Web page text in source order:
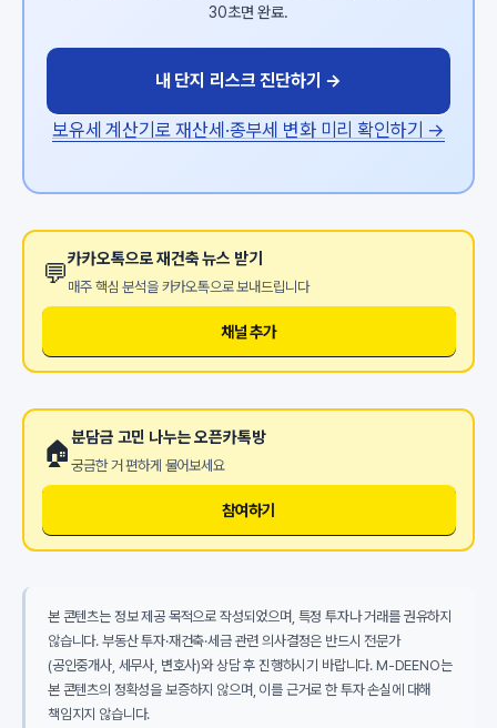
30초면 완료.
내 단지 리스크 진단하기 →
보유세 계산기로 재산세·종부세 변화 미리 확인하기 →
💬카카오톡으로 재건축 뉴스 받기
매주 핵심 분석을 카카오톡으로 보내드립니다
채널 추가
🏠분담금 고민 나누는 오픈카톡방
궁금한 거 편하게 물어보세요
참여하기
본 콘텐츠는 정보 제공 목적으로 작성되었으며, 특정 투자나 거래를 권유하지
않습니다. 부동산 투자·재건축·세금 관련 의사결정은 반드시 전문가
(공인중개사, 세무사, 변호사)와 상담 후 진행하시기 바랍니다. M-DEENO는
본 콘텐츠의 정확성을 보증하지 않으며, 이를 근거로 한 투자 손실에 대해
책임지지 않습니다.